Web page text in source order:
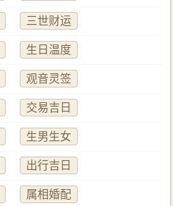
三世财运
生日温度
观音灵签
交易吉日
生男生女
出行吉日
属相婚配